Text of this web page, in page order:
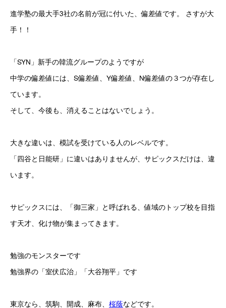
進学塾の最大手3社の名前が冠に付いた、偏差値です。 さすが大
手！！
「SYN」新手の韓流グループのようですが
中学の偏差値には、S偏差値、Y偏差値、N偏差値の３つが存在し
ています。
そして、今後も、消えることはないでしょう。
大きな違いは、模試を受けている人のレベルです。
「四谷と日能研」に違いはありませんが、サピックスだけは、違
います。
サピックスには、「御三家」と呼ばれる、値域のトップ校を目指
す天才、化け物が集まってきます。
勉強のモンスターです
勉強界の「室伏広治」「大谷翔平」です
東京なら、筑駒、開成、麻布、 桜蔭などです。